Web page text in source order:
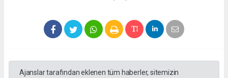
Ajanslar tarafından eklenen tüm haberler, sitemizin